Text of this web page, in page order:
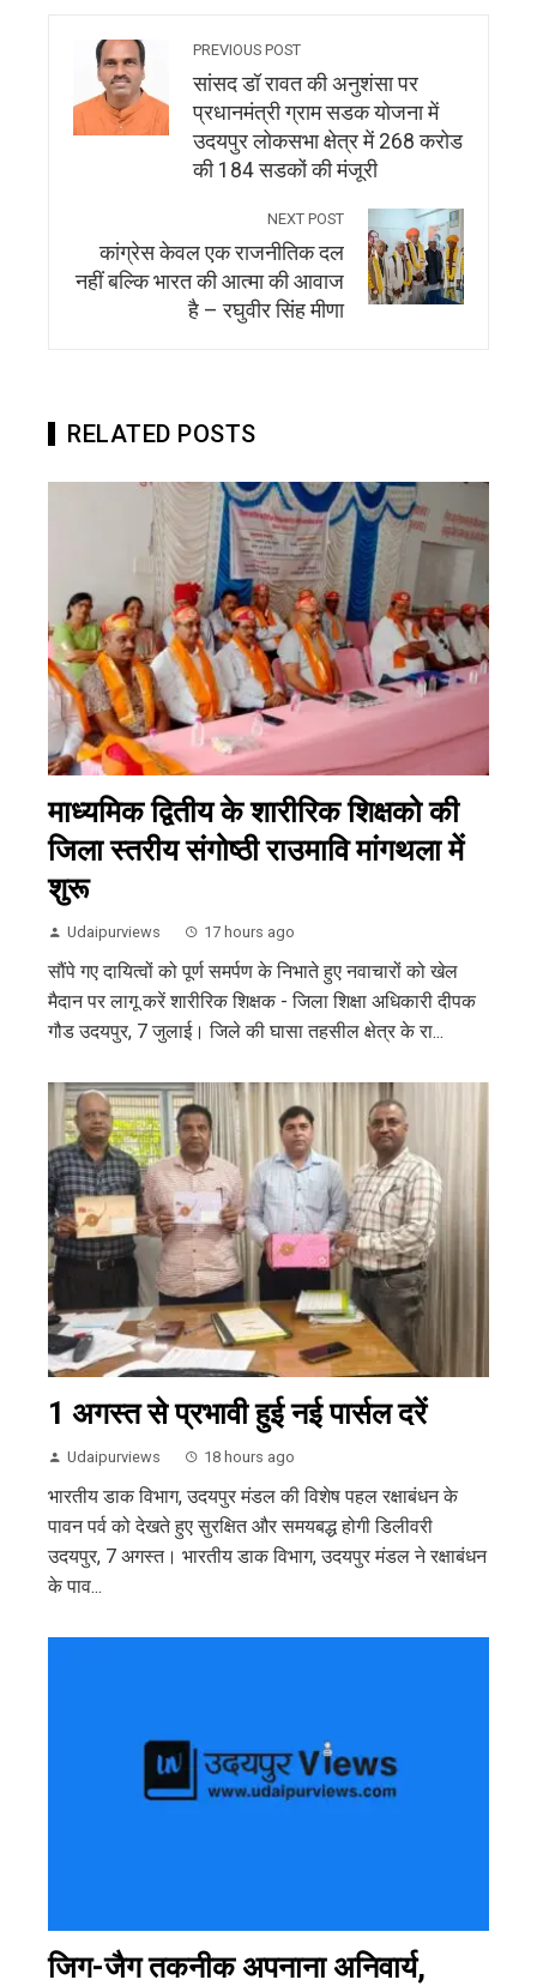
PREVIOUS POST
सांसद डॉ रावत की अनुशंसा पर
प्रधानमंत्री ग्राम सडक योजना में
उदयपुर लोकसभा क्षेत्र में 268 करोड
की 184 सडकों की मंजूरी
NEXT POST
कांग्रेस केवल एक राजनीतिक दल
नहीं बल्कि भारत की आत्मा की आवाज
है – रघुवीर सिंह मीणा
RELATED POSTS
माध्यमिक द्वितीय के शारीरिक शिक्षको की
जिला स्तरीय संगोष्ठी राउमावि मांगथला में
शुरू
Udaipurviews 17 hours ago
सौंपे गए दायित्वों को पूर्ण समर्पण के निभाते हुए नवाचारों को खेल
मैदान पर लागू करें शारीरिक शिक्षक - जिला शिक्षा अधिकारी दीपक
गौड उदयपुर, 7 जुलाई। जिले की घासा तहसील क्षेत्र के रा...
1 अगस्त से प्रभावी हुई नई पार्सल दरें
Udaipurviews 18 hours ago
भारतीय डाक विभाग, उदयपुर मंडल की विशेष पहल रक्षाबंधन के
पावन पर्व को देखते हुए सुरक्षित और समयबद्ध होगी डिलीवरी
उदयपुर, 7 अगस्त। भारतीय डाक विभाग, उदयपुर मंडल ने रक्षाबंधन
के पाव...
जिग-जैग तकनीक अपनाना अनिवार्य,